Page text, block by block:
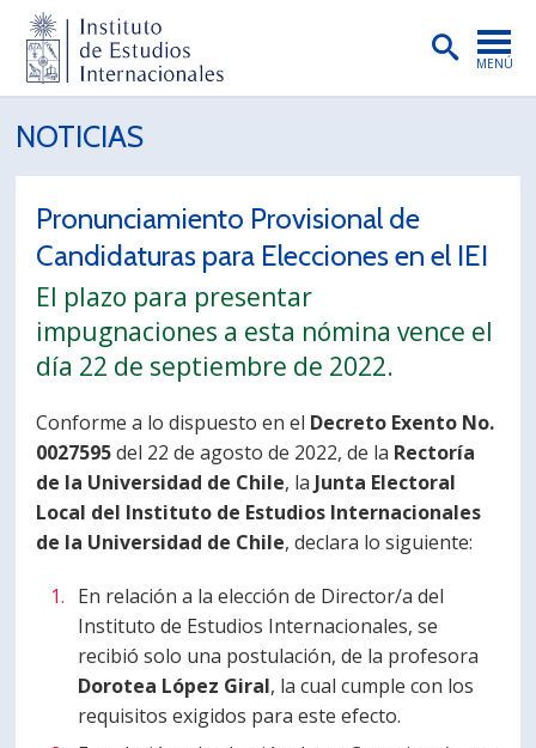
MENÚ
INSTITUTO
PREGRADO
POSTGRADO
INVESTIGACIÓN
EXTENSIÓN
PUBLICACIONES
BIBLIOTECA
ENGLISH
Estudiantes Egresados
NOTICIAS
Pronunciamiento Provisional de
Candidaturas para Elecciones en el IEI
El plazo para presentar
impugnaciones a esta nómina vence el
día 22 de septiembre de 2022.
Conforme a lo dispuesto en el Decreto Exento No.
0027595del 22 de agosto de 2022, de la Rectoría
de la Universidad de Chile, la Junta Electoral
Local del Instituto de Estudios Internacionales
de la Universidad de Chile, declara lo siguiente:
En relación a la elección de Director/a del
Instituto de Estudios Internacionales, se
recibió solo una postulación, de la profesora
Dorotea López Giral, la cual cumple con los
requisitos exigidos para este efecto.